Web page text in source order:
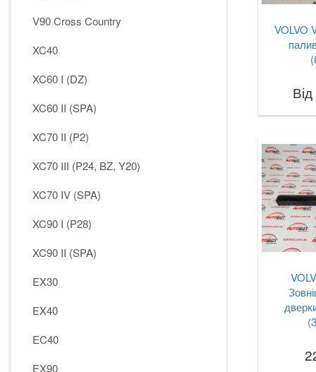
V90 Cross Country
XC40
XC60 I (DZ)
XC60 II (SPA)
XC70 II (P2)
XC70 III (P24, BZ, Y20)
XC70 IV (SPA)
XC90 I (P28)
XC90 II (SPA)
EX30
EX40
EC40
EX90
VOLVO